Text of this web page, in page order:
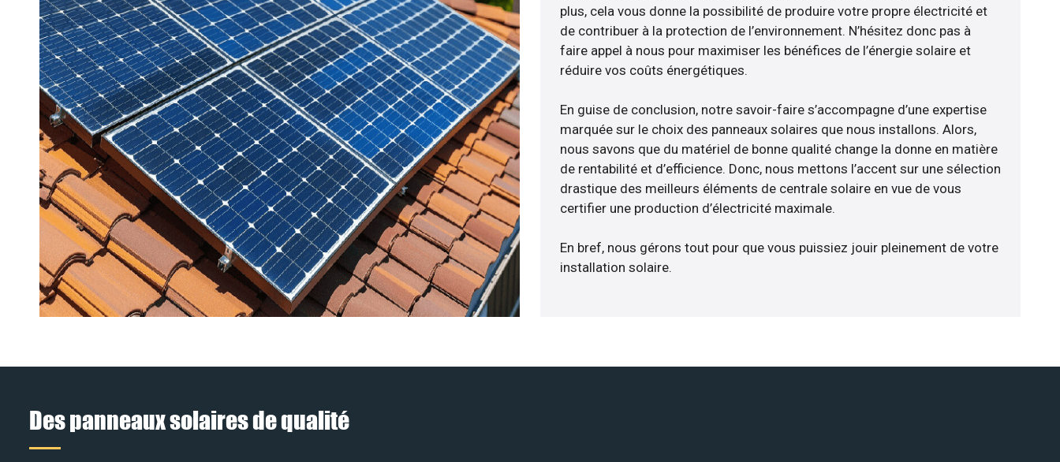
plus, cela vous donne la possibilité de produire votre propre électricité et
de contribuer à la protection de l’environnement. N’hésitez donc pas à
faire appel à nous pour maximiser les bénéfices de l’énergie solaire et
réduire vos coûts énergétiques.
En guise de conclusion, notre savoir-faire s’accompagne d’une expertise
marquée sur le choix des panneaux solaires que nous installons. Alors,
nous savons que du matériel de bonne qualité change la donne en matière
de rentabilité et d’efficience. Donc, nous mettons l’accent sur une sélection
drastique des meilleurs éléments de centrale solaire en vue de vous
certifier une production d’électricité maximale.
En bref, nous gérons tout pour que vous puissiez jouir pleinement de votre
installation solaire.
Des panneaux solaires de qualité